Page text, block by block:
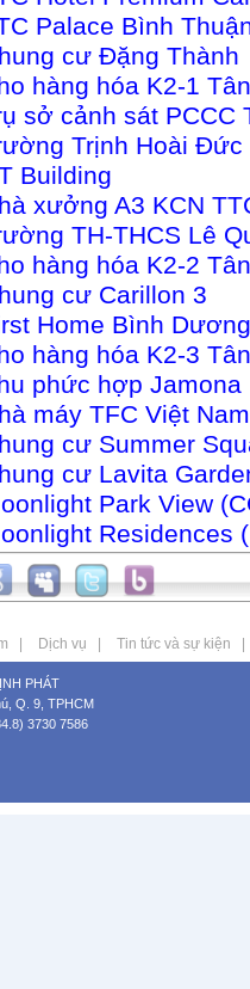
Palace Bình
cư Đặng Thành
hàng hóa K2-1
sở cảnh sát PCCC
Trịnh Hoài Đức
Building
xưởng A3 KCN
TH-THCS Lê
hàng hóa K2-2
cư Carillon 3
Home Bình
hàng hóa K2-3
phức hợp Jamona
máy TFC Việt Nam
cư Summer
cư Lavita
Park View
Residences
Dịch vụ Tin tức và sự kiện
PHÁT
Q. 9, TPHCM
3730 7586